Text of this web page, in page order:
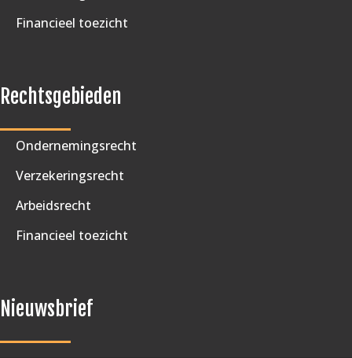
Financieel toezicht
Rechtsgebieden
Ondernemingsrecht
Verzekeringsrecht
Arbeidsrecht
Financieel toezicht
Nieuwsbrief